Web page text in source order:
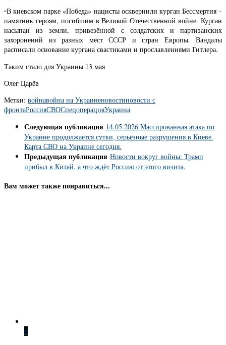
▫️В киевском парке «Победа» нацисты осквернили курган Бессмертия –
памятник героям, погибшим в Великой Отечественной войне. Курган
насыпан из земли, привезённой с солдатских и партизанских
захоронений из разных мест СССР и стран Европы. Вандалы
расписали основание кургана свастиками и прославлениями Гитлера.
Таким стало для Украины 13 мая
Олег Царёв
Метки: войнавойна на Украиненовостиновости с
фронтаРоссияСВОСпецоперацияУкраина
Следующая публикация 14.05.2026 Массированная атака по
Украине продолжается сутки, серьёзные разрушения в Киеве.
Карта СВО на Украине сегодня.
Предыдущая публикация Новости вокруг войны: Трамп
прибыл в Китай, а что ждёт Россию от этого визита.
Вам может также понравиться...
0